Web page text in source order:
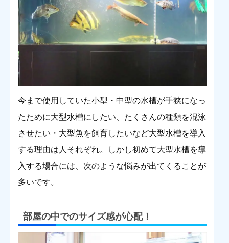
今まで使用していた小型・中型の水槽が手狭になっ
たために大型水槽にしたい、たくさんの種類を混泳
させたい・大型魚を飼育したいなど大型水槽を導入
する理由は人それぞれ。しかし初めて大型水槽を導
入する場合には、次のような悩みが出てくることが
多いです。
部屋の中でのサイズ感が心配！